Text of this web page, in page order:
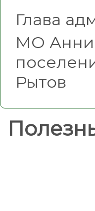
Глава
МО
Рытов